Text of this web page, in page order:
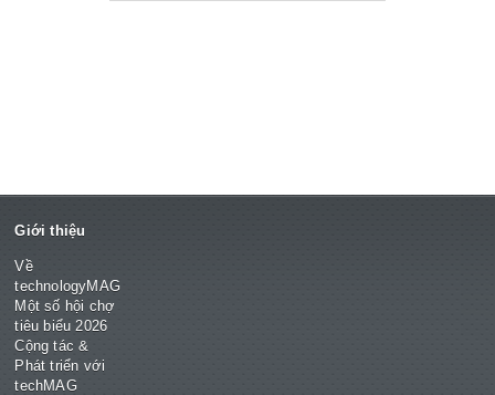
Giới thiệu
Về
technologyMAG
Một số hội chợ
tiêu biểu 2026
Cộng tác &
Phát triển với
techMAG